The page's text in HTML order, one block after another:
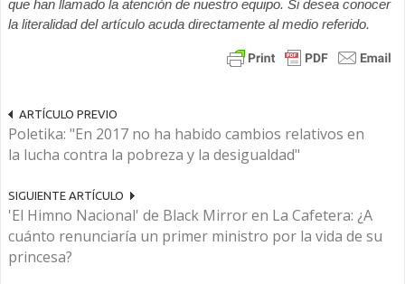
que han llamado la atención de nuestro equipo. Si desea conocer
la literalidad del artículo acuda directamente al medio referido.
ARTÍCULO PREVIO
Poletika: "En 2017 no ha habido cambios relativos en
la lucha contra la pobreza y la desigualdad"
SIGUIENTE ARTÍCULO
'El Himno Nacional' de Black Mirror en La Cafetera: ¿A
cuánto renunciaría un primer ministro por la vida de su
princesa?